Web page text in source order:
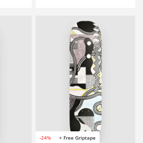
-24% + Free Griptape